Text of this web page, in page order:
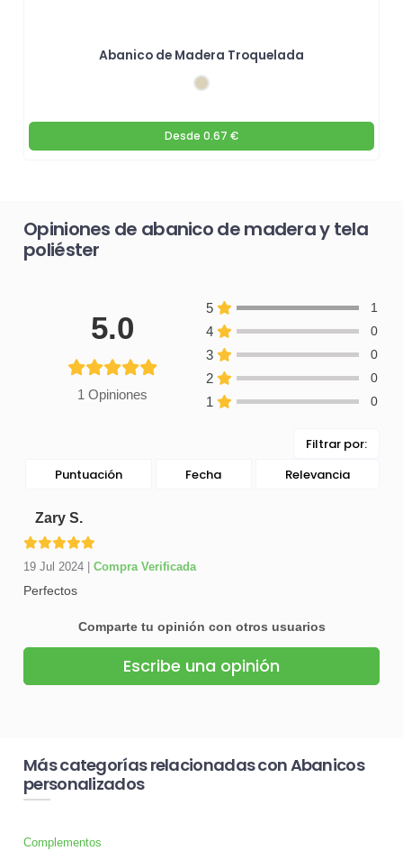
Abanico de Madera Troquelada
Desde 0.67 €
Opiniones de abanico de madera y tela
poliéster
5.0
1 Opiniones
5 1
4 0
3 0
2 0
1 0
Filtrar por:
Puntuación
Fecha Relevancia
Zary S.
19 Jul 2024 Compra Verificada
Perfectos
Comparte tu opinión con otros usuarios
Escribe una opinión
Más categorías relacionadas con Abanicos
personalizados
Complementos